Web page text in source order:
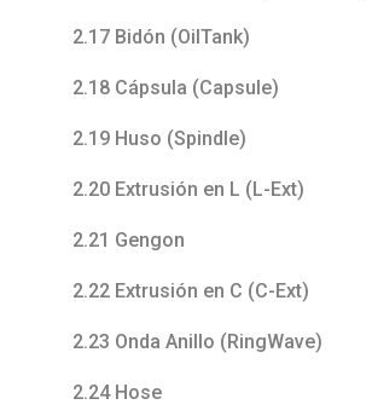
2.17 Bidón (OilTank)
2.18 Cápsula (Capsule)
2.19 Huso (Spindle)
2.20 Extrusión en L (L-Ext)
2.21 Gengon
2.22 Extrusión en C (C-Ext)
2.23 Onda Anillo (RingWave)
2.24 Hose